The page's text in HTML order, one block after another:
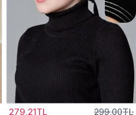
279,21TL 299,00TL